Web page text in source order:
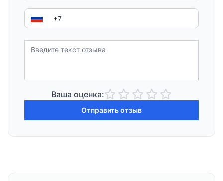
Ваша оценка:
Отправить отзыв